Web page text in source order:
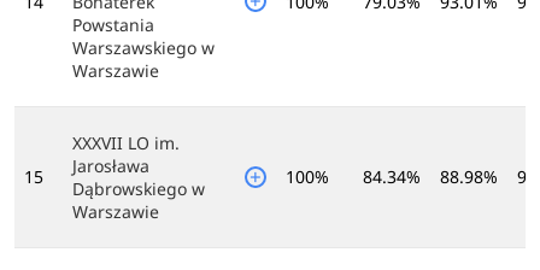
Powstania
Warszawskiego w
Warszawie
15
XXXVII LO im.
Jarosława
Dąbrowskiego w
Warszawie
100% 84.34% 88.98%